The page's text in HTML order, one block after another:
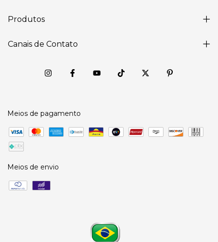
Produtos
Canais de Contato
Meios de pagamento
Meios de envio